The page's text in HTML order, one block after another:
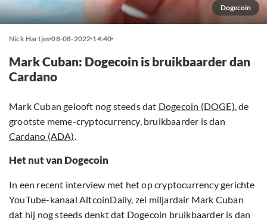
Dogecoin
Nick Hartjes 08-08-2022 14:40
Mark Cuban: Dogecoin is bruikbaarder dan
Cardano
Mark Cuban gelooft nog steeds dat Dogecoin (DOGE), de
grootste meme-cryptocurrency, bruikbaarder is dan
Cardano (ADA).
Het nut van Dogecoin
In een recent interview met het op cryptocurrency gerichte
YouTube-kanaal AltcoinDaily, zei miljardair Mark Cuban
dat hij nog steeds denkt dat Dogecoin bruikbaarder is dan